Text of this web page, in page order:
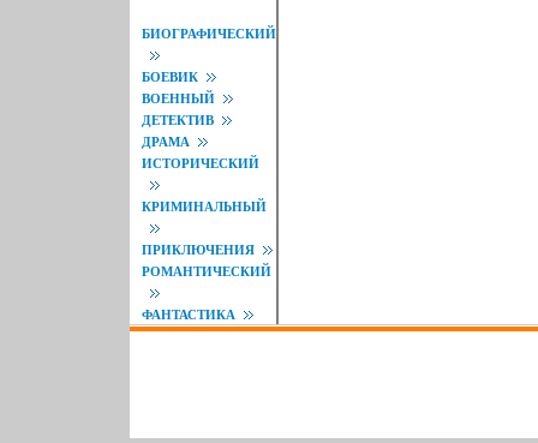
БИОГРАФИЧЕСКИЙ
БОЕВИК
ВОЕННЫЙ
ДЕТЕКТИВ
ДРАМА
ИСТОРИЧЕСКИЙ
КРИМИНАЛЬНЫЙ
ПРИКЛЮЧЕНИЯ
РОМАНТИЧЕСКИЙ
ФАНТАСТИКА